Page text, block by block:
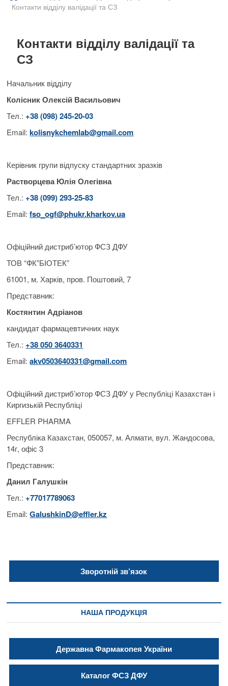
Контакти відділу валідації та СЗ
Контакти відділу валідації та
СЗ
Начальник відділу
Колісник Олексій Васильович
Тел.:+38 (098) 245-20-03
Email:kolisnykchemlab@gmail.com
Керівник групи відпуску стандартних зразків
Растворцева Юлія Олегівна
Тел.:+38 (099) 293-25-83
Email:fso_ogf@phukr.kharkov.ua
Офіційний дистриб’ютор ФСЗ ДФУ
ТОВ “ФК”БІОТЕК”
61001, м. Харків, пров. Поштовий, 7
Представник:
Костянтин Адріанов
кандидат фармацевтичних наук
Тел.:+38 050 3640331
Email:akv0503640331@gmail.com
Офіційний дистриб’ютор ФСЗ ДФУ у Республіці Казахстан і
Киргизькій Республіці
EFFLER PHARMA
Республіка Казахстан, 050057, м. Алмати, вул. Жандосова,
14г, офіс 3
Представник:
Данил Галушкін
Тел.:+77017789063
Email:GalushkinD@effler.kz
Зворотній зв’язок
НАША ПРОДУКЦІЯ
Державна Фармакопея України
Каталог ФСЗ ДФУ